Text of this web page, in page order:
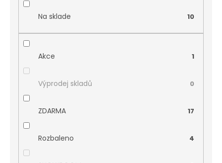
Na sklade 10
Akce 1
Výprodej skladů 0
ZDARMA 17
Rozbaleno 4